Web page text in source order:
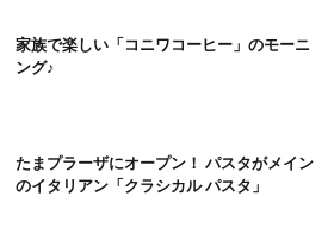
家族で楽しい「コニワコーヒー」のモーニ
ング♪
たまプラーザにオープン！ パスタがメイン
のイタリアン「クラシカル パスタ」